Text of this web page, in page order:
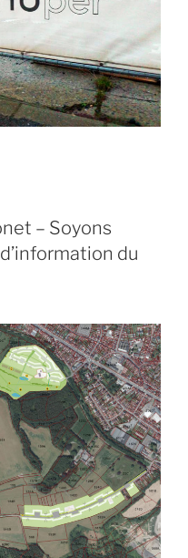
– Soyons
du